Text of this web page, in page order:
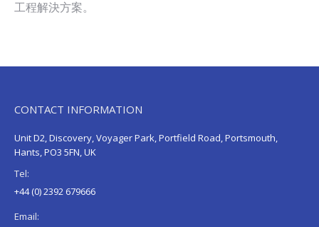
工程解決方案。
CONTACT INFORMATION
Unit D2, Discovery, Voyager Park, Portfield Road, Portsmouth,
Hants, PO3 5FN, UK
Tel:
+44 (0) 2392 679666
Email: